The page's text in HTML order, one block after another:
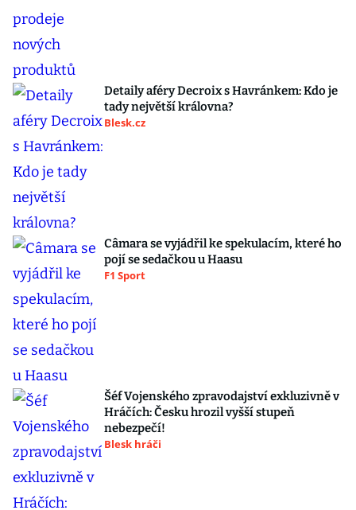
Detaily aféry Decroix s Havránkem: Kdo je
tady největší královna?
Blesk.cz
Câmara se vyjádřil ke spekulacím, které ho
pojí se sedačkou u Haasu
F1 Sport
Šéf Vojenského zpravodajství exkluzivně v
Hráčích: Česku hrozil vyšší stupeň
nebezpečí!
Blesk hráči